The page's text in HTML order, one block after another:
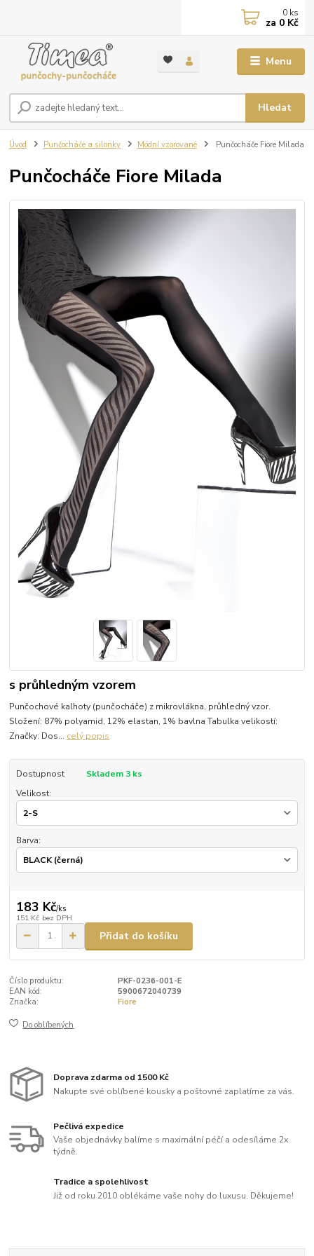
Menu
Hledat
0 ks
za 0 Kč
Úvod Punčocháče a silonky Módní vzorované Punčocháče Fiore Milada
Punčocháče Fiore Milada
s průhledným vzorem
Punčochové kalhoty (punčocháče) z mikrovlákna, průhledný vzor.
Složení: 87% polyamid, 12% elastan, 1% bavlna Tabulka velikostí:
Značky: Dos... celý popis
Dostupnost
Skladem 3 ks
Velikost:
Barva:
183 Kč/ks
151 Kč bez DPH
Přidat do košíku
Číslo produktu:
PKF-0236-001-E
EAN kód:
5900672040739
Značka:
Fiore
Do oblíbených
Doprava zdarma od 1500 Kč
Nakupte své oblíbené kousky a poštovné zaplatíme za vás.
Pečlivá expedice
Vaše objednávky balíme s maximální péčí a odesíláme 2x
týdně.
Tradice a spolehlivost
Již od roku 2010 oblékáme vaše nohy do luxusu. Děkujeme!